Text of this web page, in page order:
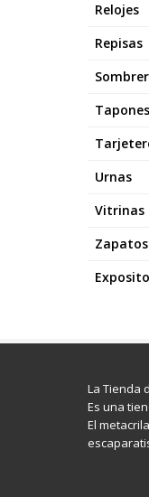
Relojes
Repisas
Urnas
Vitrinas
Zapatos
La Tienda
Es una
El